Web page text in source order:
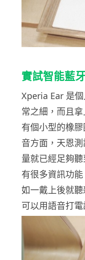
實試智能藍
Xperia Ear 是
常之細，而且
有個小型的橡
音方面，天恩
量就已經足夠
有很多資訊功
如一戴上後就
可以用語音打